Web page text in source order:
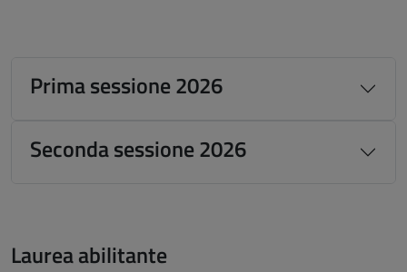
Prima sessione 2026
Seconda sessione 2026
Laurea abilitante